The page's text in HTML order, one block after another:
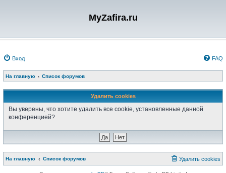
MyZafira.ru
Вход FAQ
На главную Список форумов
Удалить cookies
Вы уверены, что хотите удалить все cookie, установленные данной
конференцией?
На главную Список форумов Удалить cookies